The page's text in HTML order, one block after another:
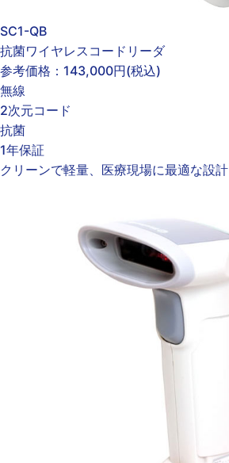
SC1-QB
抗菌ワイヤレスコードリーダ
参考価格： 143,000円(税込)
無線
2次元コード
抗菌
1年保証
クリーンで軽量、医療現場に最適な設計